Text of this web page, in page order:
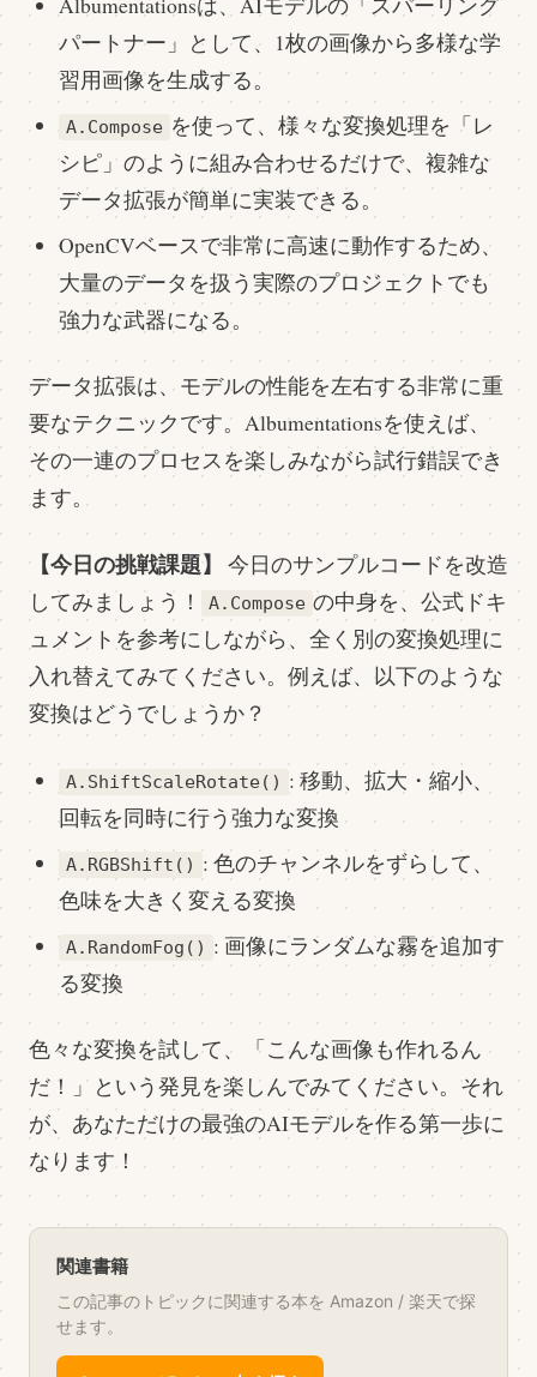
パートナー」として、1枚の画像から多様な学
習用画像を生成する。
A.Compose を使って、様々な変換処理を「レ
シピ」のように組み合わせるだけで、複雑な
データ拡張が簡単に実装できる。
OpenCVベースで非常に高速に動作するため、
大量のデータを扱う実際のプロジェクトでも
強力な武器になる。
データ拡張は、モデルの性能を左右する非常に重
要なテクニックです。Albumentationsを使えば、
その一連のプロセスを楽しみながら試行錯誤でき
ます。
【今日の挑戦課題】 今日のサンプルコードを改造
してみましょう！
A.Compose の中身を、公式ドキ
ュメントを参考にしながら、全く別の変換処理に
入れ替えてみてください。例えば、以下のような
変換はどうでしょうか？
A.ShiftScaleRotate() : 移動、拡大・縮小、
回転を同時に行う強力な変換
A.RGBShift() : 色のチャンネルをずらして、
色味を大きく変える変換
A.RandomFog() : 画像にランダムな霧を追加す
る変換
色々な変換を試して、「こんな画像も作れるん
だ！」という発見を楽しんでみてください。それ
が、あなただけの最強のAIモデルを作る第一歩に
なります！
関連書籍
この記事のトピックに関連する本を Amazon / 楽天で探
せます。